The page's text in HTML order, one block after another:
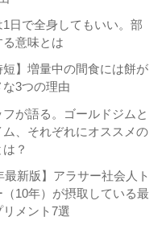
1日で全身してもいい。部
る意味とは
短】増量中の間食には餅が
な3つの理由
フが語る。ゴールドジムと
ム、それぞれにオススメの
？
最新版】アラサー社会人ト
（10年）が摂取している最
メント7選